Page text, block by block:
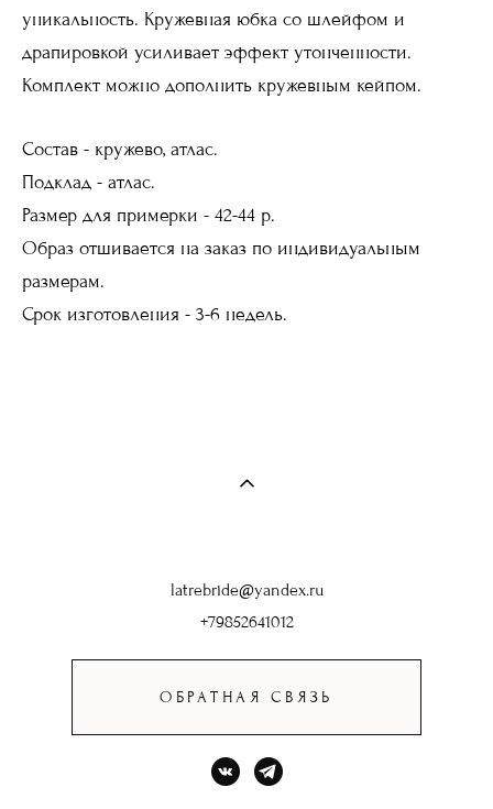
уникальность. Кружевная юбка со шлейфом и
драпировкой усиливает эффект утонченности.
Комплект можно дополнить кружевным кейпом.
Состав - кружево, атлас.
Подклад - атлас.
Размер для примерки - 42-44 р.
Образ отшивается на заказ по индивидуальным
размерам.
Срок изготовления - 3-6 недель.
latrebride@yandex.ru
+79852641012
ОБРАТНАЯ СВЯЗЬ